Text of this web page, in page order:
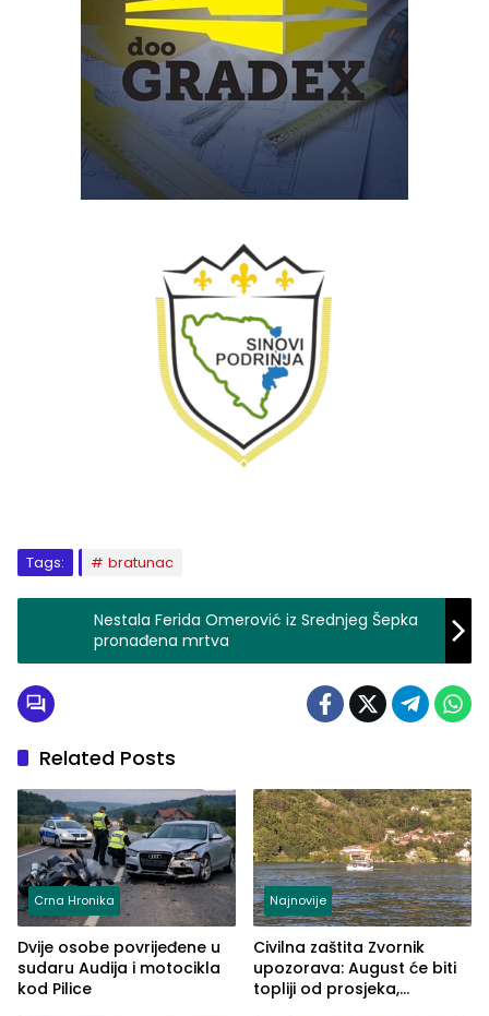
Tags: bratunac
Nestala Ferida Omerović iz Srednjeg Šepka
pronađena mrtva
Related Posts
Crna Hronika
Dvije osobe povrijeđene u
sudaru Audija i motocikla
kod Pilice
Najnovije
Civilna zaštita Zvornik
upozorava: August će biti
topliji od prosjeka,